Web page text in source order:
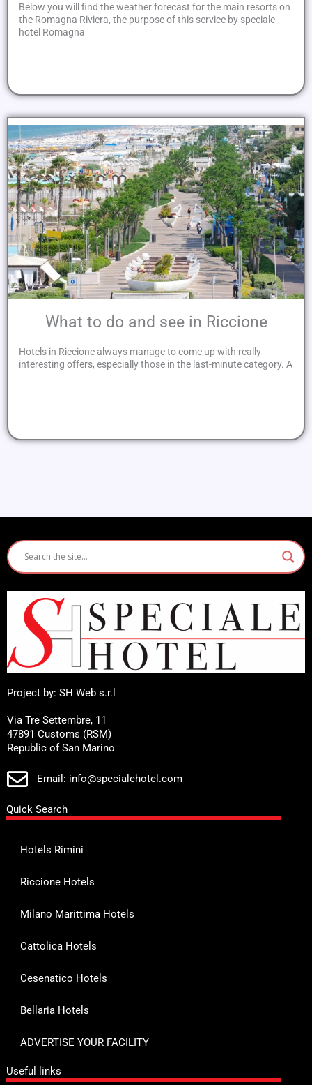
Below you will find the weather forecast for the main resorts on
the Romagna Riviera, the purpose of this service by speciale
hotel Romagna
What to do and see in Riccione
Hotels in Riccione always manage to come up with really
interesting offers, especially those in the last-minute category. A
Project by: SH Web s.r.l
Via Tre Settembre, 11
47891 Customs (RSM)
Republic of San Marino
Email: info@specialehotel.com
Quick Search
Hotels Rimini
Riccione Hotels
Milano Marittima Hotels
Cattolica Hotels
Cesenatico Hotels
Bellaria Hotels
ADVERTISE YOUR FACILITY
Useful links